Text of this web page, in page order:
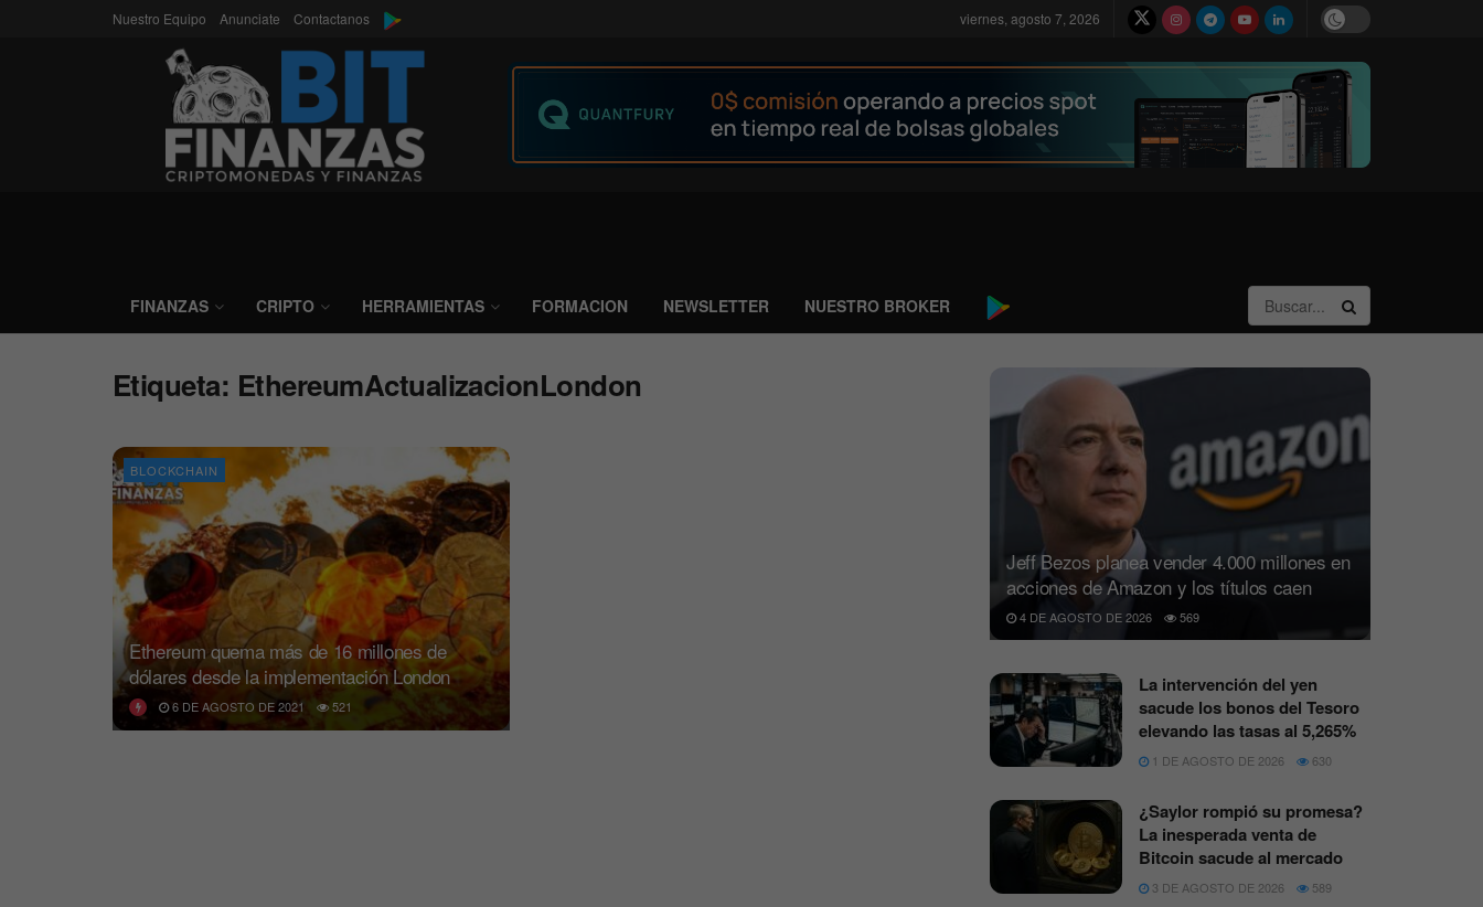
Nuestro Equipo Anunciate Contactanos viernes, agosto 7, 2026
FINANZAS CRIPTO HERRAMIENTAS FORMACION NEWSLETTER NUESTRO BROKER
Etiqueta: EthereumActualizacionLondon
BLOCKCHAIN
Ethereum quema más de 16 millones de
dólares desde la implementación London
6 DE AGOSTO DE 2021 521
Jeff Bezos planea vender 4.000 millones en
acciones de Amazon y los títulos caen
4 DE AGOSTO DE 2026 569
La intervención del yen
sacude los bonos del Tesoro
elevando las tasas al 5,265%
1 DE AGOSTO DE 2026 630
¿Saylor rompió su promesa?
La inesperada venta de
Bitcoin sacude al mercado
3 DE AGOSTO DE 2026 589